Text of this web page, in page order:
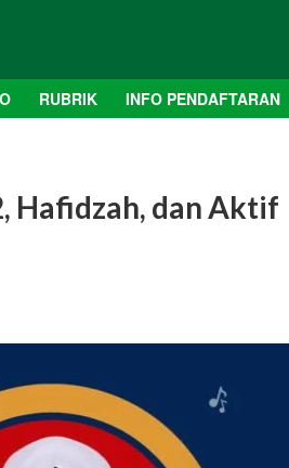
RUBRIK INFO PENDAFTARAN
Hafidzah, dan Aktif